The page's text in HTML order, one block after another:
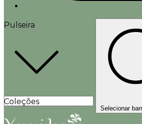
Pulseira
Coleções
Selecionar